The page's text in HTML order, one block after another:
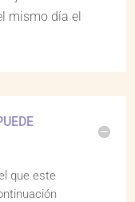
mismo día el
que este